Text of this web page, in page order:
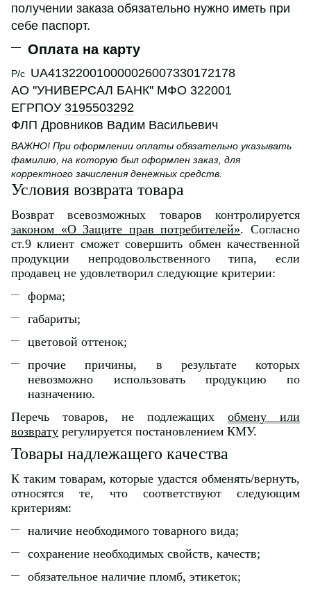
получении заказа обязательно нужно иметь при
себе паспорт.
Оплата на карту
Р/с UA413220010000026007330172178
АО ''УНИВЕРСАЛ БАНК'' МФО 322001
ЕГРПОУ 3195503292
ФЛП Дровников Вадим Васильевич
ВАЖНО! При оформлении оплаты обязательно указывать
фамилию, на которую был оформлен заказ, для
корректного зачисления денежных средств.
Условия возврата товара
Возврат всевозможных товаров контролируется
законом «О Защите прав потребителей». Согласно
ст.9 клиент сможет совершить обмен качественной
продукции непродовольственного типа, если
продавец не удовлетворил следующие критерии:
форма;
габариты;
цветовой оттенок;
прочие причины, в результате которых
невозможно использовать продукцию по
назначению.
Перечь товаров, не подлежащих обмену или
возврату регулируется постановлением КМУ.
Товары надлежащего качества
К таким товарам, которые удастся обменять/вернуть,
относятся те, что соответствуют следующим
критериям:
наличие необходимого товарного вида;
сохранение необходимых свойств, качеств;
обязательное наличие пломб, этикеток;